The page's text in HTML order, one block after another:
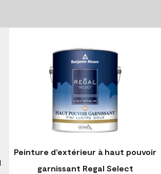
Peinture d’extérieur à haut pouvoir
garnissant Regal Select